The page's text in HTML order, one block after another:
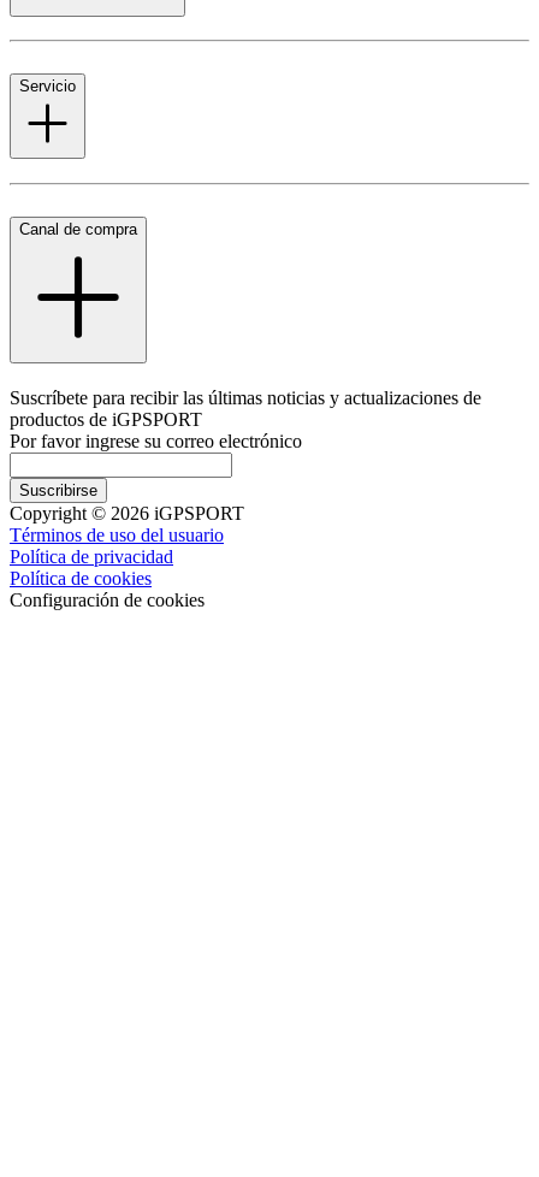
Servicio
Canal de compra
Suscríbete para recibir las últimas noticias y actualizaciones de
productos de iGPSPORT
Por favor ingrese su correo electrónico
Suscribirse
Copyright © 2026 iGPSPORT
Términos de uso del usuario
Política de privacidad
Política de cookies
Configuración de cookies